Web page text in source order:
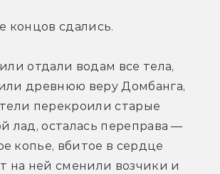
концов сдались.
отдали водам все тела,
древнюю веру Домбанга,
перекроили старые
лад, осталась переправа —
копье, вбитое в сердце
на ней сменили возчики и